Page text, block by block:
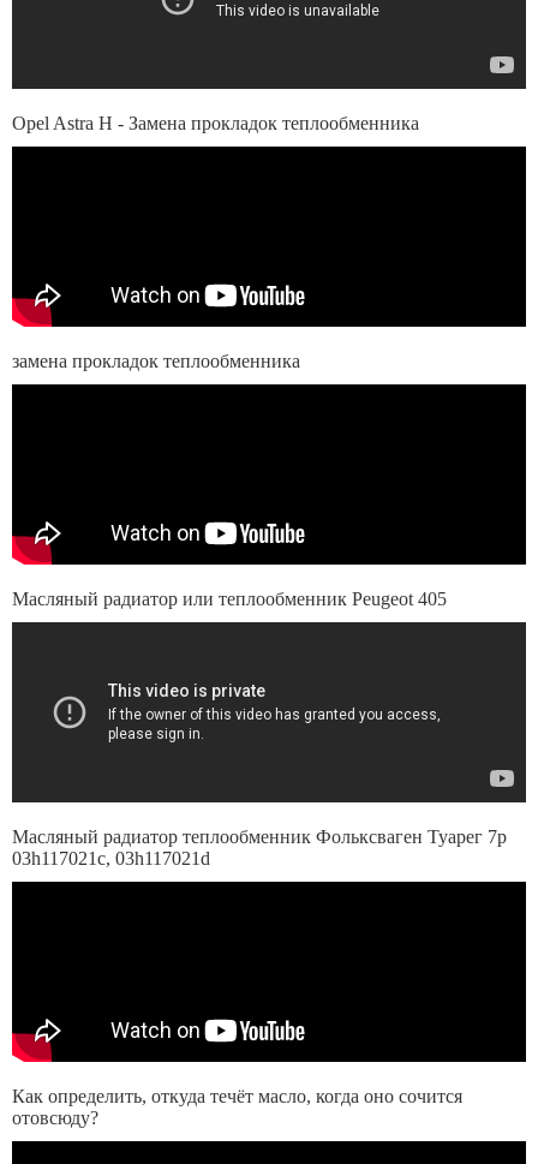
Opel Astra H - Замена прокладок теплообменника
замена прокладок теплообменника
Масляный радиатор или теплообменник Peugeot 405
Масляный радиатор теплообменник Фольксваген Туарег 7p
03h117021c, 03h117021d
Как определить, откуда течёт масло, когда оно сочится
отовсюду?